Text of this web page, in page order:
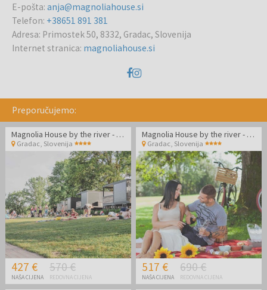
E-pošta: anja@magnoliahouse.si
Telefon: +38651 891 381
Adresa: Primostek 50, 8332, Gradac, Slovenija
Internet stranica: magnoliahouse.si
Preporučujemo:
Magnolia House by the river - Ljetni odmor na rijeci Kupi - Mobilna kućica Magnolia
Gradac Slovenija
427 €
NAŠA CIJENA
570 €
REDOVNA CIJENA
Magnolia House by the river - Ljetni odmor na rijeci Kupi - Mobilna kućica XL
Gradac Slovenija
517 €
NAŠA CIJENA
690 €
REDOVNA CIJENA